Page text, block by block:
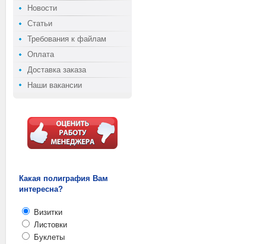
Новости
Статьи
Требования к файлам
Оплата
Доставка заказа
Наши вакансии
Какая полиграфия Вам
интересна?
Визитки
Листовки
Буклеты